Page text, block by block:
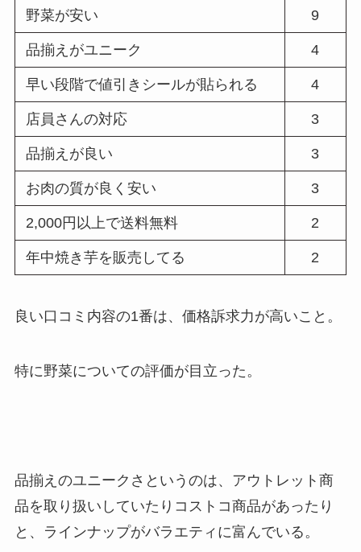
野菜が安い 9
品揃えがユニーク 4
早い段階で値引きシールが貼られる 4
店員さんの対応 3
品揃えが良い 3
お肉の質が良く安い 3
2,000円以上で送料無料 2
年中焼き芋を販売してる 2
良い口コミ内容の1番は、価格訴求力が高いこと。
特に野菜についての評価が目立った。
品揃えのユニークさというのは、アウトレット商
品を取り扱いしていたりコストコ商品があったり
と、ラインナップがバラエティに富んでいる。